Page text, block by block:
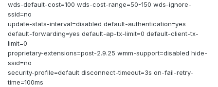
wds-default-cost=100 wds-cost-range=50-150 wds-ignore-
ssid=no
update-stats-interval=disabled default-authentication=yes
default-forwarding=yes default-ap-tx-limit=0 default-client-tx-
limit=0
proprietary-extensions=post-2.9.25 wmm-support=disabled hide-
ssid=no
security-profile=default disconnect-timeout=3s on-fail-retry-
time=100ms